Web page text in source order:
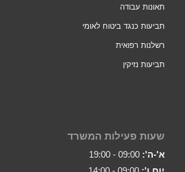
תאונות עבודה
תביעות כנגד ביטוח לאומי
רשלנות רפואית
תביעות נזיקין
שעות פעילות המשרד
א'-ה':